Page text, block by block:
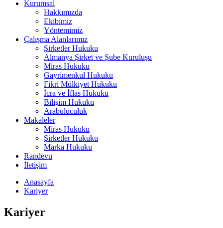
Kurumsal
Hakkımızda
Ekibimiz
Yöntemimiz
Çalışma Alanlarımız
Şirketler Hukuku
Almanya Şirket ve Şube Kuruluşu
Miras Hukuku
Gayrimenkul Hukuku
Fikri Mülkiyet Hukuku
İcra ve İflas Hukuku
Bilişim Hukuku
Arabuluculuk
Makaleler
Miras Hukuku
Şirketler Hukuku
Marka Hukuku
Randevu
İletişim
Anasayfa
Kariyer
Kariyer